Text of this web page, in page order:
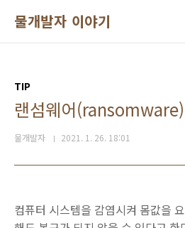
물개발자 이야기
TIP
랜섬웨어(ransomware)
물개발자 2021. 1. 26. 18:01
컴퓨터 시스템을 감염시켜 몸값을